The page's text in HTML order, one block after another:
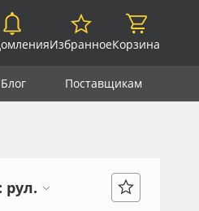
ИзбранноеКорзина
Блог Поставщикам
рул.